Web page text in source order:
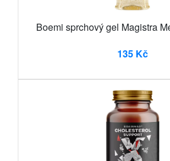
Boemi sprchový gel Magistra
135 Kč